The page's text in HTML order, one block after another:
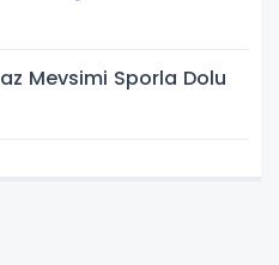
Mevsimi Sporla Dolu